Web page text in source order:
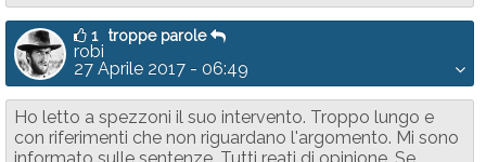
1 troppe parole
robi
27 Aprile 2017 - 06:49
Ho letto a spezzoni il suo intervento. Troppo lungo e
con riferimenti che non riguardano l'argomento. Mi sono